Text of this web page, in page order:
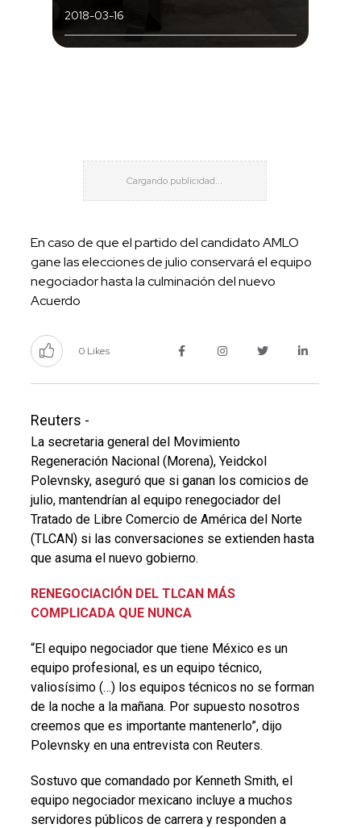
2018-03-16
En caso de que el partido del candidato AMLO
gane las elecciones de julio conservará el equipo
negociador hasta la culminación del nuevo
Acuerdo
0 Likes
Reuters -
La secretaria general del Movimiento
Regeneración Nacional (Morena), Yeidckol
Polevnsky, aseguró que si ganan los comicios de
julio, mantendrían al equipo renegociador del
Tratado de Libre Comercio de América del Norte
(TLCAN) si las conversaciones se extienden hasta
que asuma el nuevo gobierno.
RENEGOCIACIÓN DEL TLCAN MÁS
COMPLICADA QUE NUNCA
“El equipo negociador que tiene México es un
equipo profesional, es un equipo técnico,
valiosísimo (…) los equipos técnicos no se forman
de la noche a la mañana. Por supuesto nosotros
creemos que es importante mantenerlo”, dijo
Polevnsky en una entrevista con Reuters.
Sostuvo que comandado por Kenneth Smith, el
equipo negociador mexicano incluye a muchos
servidores públicos de carrera y responden a